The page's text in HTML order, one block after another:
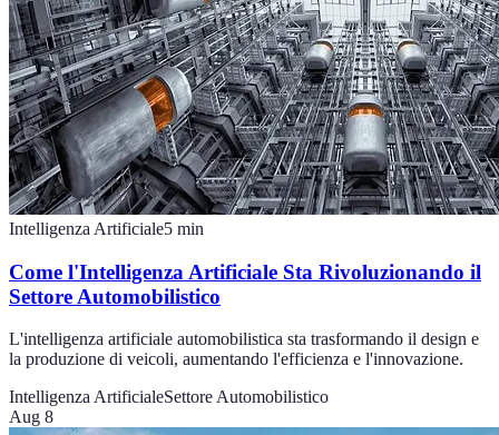
Intelligenza Artificiale5 min
Come l'Intelligenza Artificiale Sta Rivoluzionando il
Settore Automobilistico
L'intelligenza artificiale automobilistica sta trasformando il design e
la produzione di veicoli, aumentando l'efficienza e l'innovazione.
Intelligenza ArtificialeSettore Automobilistico
Aug 8